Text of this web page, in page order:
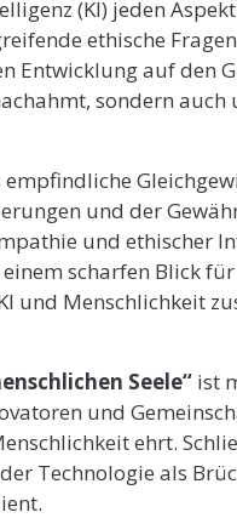
(KI) jeden
ethische
Entwicklung auf
sondern
und der
und ethischer
scharfen Blick
und Menschlichkeit
Seele“ ist
und
ehrt.
Technologie als